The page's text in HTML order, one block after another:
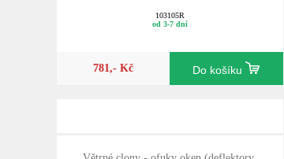
103105R
od 3-7 dní
781,- Kč Do košíku